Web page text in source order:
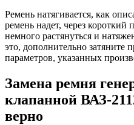
Ремень натягивается, как
ремень надет, через
немного растянуться и
это, дополнительно затяните
параметров, указанных
Замена ремня
клапанной ВАЗ-
верно